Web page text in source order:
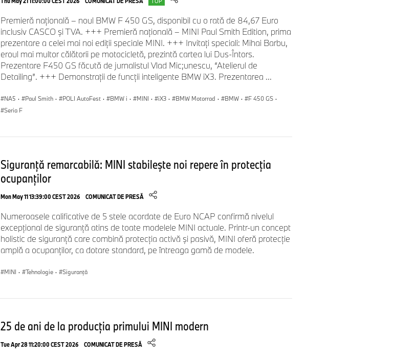
Premieră naţională – noul BMW F 450 GS, disponibil cu o rată de 84,67 Euro
inclusiv CASCO şi TVA. +++ Premieră națională – MINI Paul Smith Edition, prima
prezentare a celei mai noi ediţii speciale MINI. +++ Invitaţi speciali: Mihai Barbu,
eroul mai multor călătorii pe motocicletă, prezintă cartea lui Dus-Întors.
Prezentare F450 GS făcută de jurnalistul Vlad Mic;unescu, “Atelierul de
Detailing”. +++ Demonstraţii de funcţii inteligente BMW iX3. Prezentarea ...
NA5 · Paul Smith · POLI AutoFest · BMW i · MINI · iX3 · BMW Motorrad · BMW · F 450 GS ·
Seria F
Siguranță remarcabilă: MINI stabilește noi repere în protecția
ocupanților
Mon May 11 13:39:00 CEST 2026 COMUNICAT DE PRESĂ
Numeroasele calificative de 5 stele acordate de Euro NCAP confirmă nivelul
excepțional de siguranță atins de toate modelele MINI actuale. Printr-un concept
holistic de siguranță care combină protecția activă și pasivă, MINI oferă protecție
amplă a ocupanților, ca dotare standard, pe întreaga gamă de modele.
MINI · Tehnologie · Siguranţă
25 de ani de la producţia primului MINI modern
Tue Apr 28 11:20:00 CEST 2026 COMUNICAT DE PRESĂ